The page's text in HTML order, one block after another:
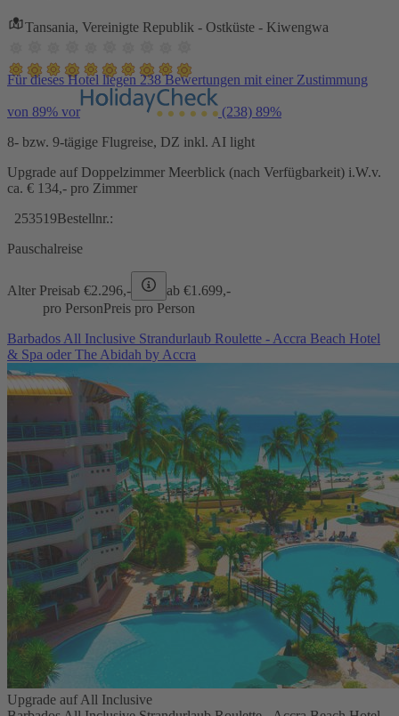
Tansania, Vereinigte Republik - Ostküste - Kiwengwa
Für dieses Hotel liegen 238 Bewertungen mit einer Zustimmung
von 89% vor (238) 89%
8- bzw. 9-tägige Flugreise, DZ inkl. AI light
Upgrade auf Doppelzimmer Meerblick (nach Verfügbarkeit) i.W.v.
ca. € 134,- pro Zimmer
253519Bestellnr.:
Pauschalreise
Alter Preisab €2.296,- ab €1.699,-
pro PersonPreis pro Person
Barbados All Inclusive Strandurlaub Roulette - Accra Beach Hotel
& Spa oder The Abidah by Accra
Upgrade auf All Inclusive